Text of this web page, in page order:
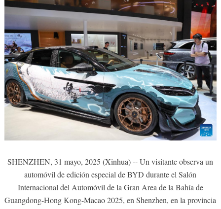
SHENZHEN, 31 mayo, 2025 (Xinhua) -- Un visitante observa un
automóvil de edición especial de BYD durante el Salón
Internacional del Automóvil de la Gran Area de la Bahía de
Guangdong-Hong Kong-Macao 2025, en Shenzhen, en la provincia